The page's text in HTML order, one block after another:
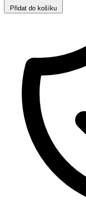
Přidat do košíku